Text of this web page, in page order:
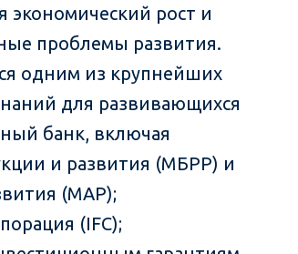
экономический рост и
проблемы развития.
одним из крупнейших
для развивающихся
банк, включая
и развития (МБРР) и
(МАР);
(IFC);